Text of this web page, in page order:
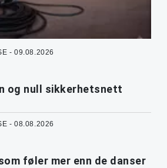
- 09.08.2026
og null sikkerhetsnett
- 08.08.2026
føler mer enn de danser